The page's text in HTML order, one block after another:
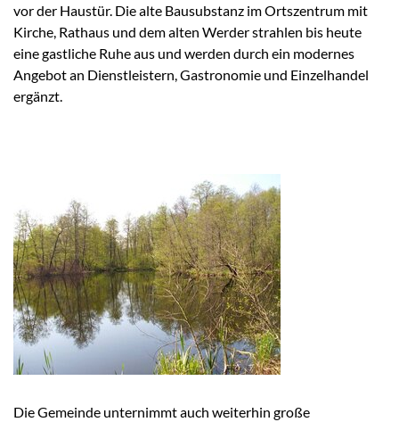
vor der Haustür. Die alte Bausubstanz im Ortszentrum mit
Kirche, Rathaus und dem alten Werder strahlen bis heute
eine gastliche Ruhe aus und werden durch ein modernes
Angebot an Dienstleistern, Gastronomie und Einzelhandel
ergänzt.
Die Gemeinde unternimmt auch weiterhin große